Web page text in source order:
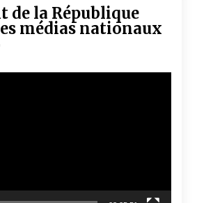
de la République
médias nationaux